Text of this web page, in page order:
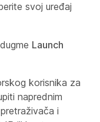
svoj uređaj
Launch
korisnika za
naprednim
i